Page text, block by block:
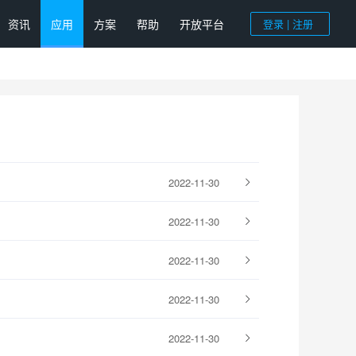
资讯 应用 方案 帮助 开放平台 登录 | 注册
2022-11-30
2022-11-30
2022-11-30
2022-11-30
2022-11-30